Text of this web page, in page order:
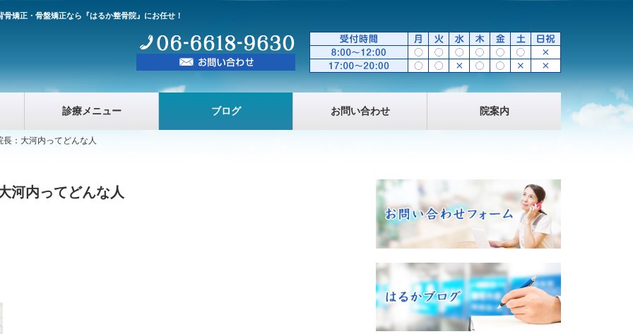
矯正・骨盤矯正なら『はるか整骨院』にお任せ！
診療メニュー ブログ お問い合わせ 院案内
：大河内ってどんな人
河内ってどんな人